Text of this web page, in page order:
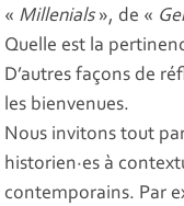
« Millenials », de «
Quelle est la
D’autres façons de
les bienvenues.
Nous invitons tout
historien·es à
contemporains. Par